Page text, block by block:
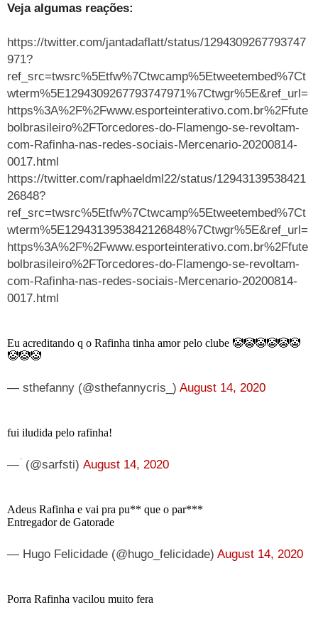
Veja algumas reações:
https://twitter.com/jantadaflatt/status/1294309267793747
971?
ref_src=twsrc%5Etfw%7Ctwcamp%5Etweetembed%7Ct
wterm%5E1294309267793747971%7Ctwgr%5E&ref_url=
https%3A%2F%2Fwww.esporteinterativo.com.br%2Ffute
bolbrasileiro%2FTorcedores-do-Flamengo-se-revoltam-
com-Rafinha-nas-redes-sociais-Mercenario-20200814-
0017.html
https://twitter.com/raphaeldml22/status/12943139538421
26848?
ref_src=twsrc%5Etfw%7Ctwcamp%5Etweetembed%7Ct
wterm%5E1294313953842126848%7Ctwgr%5E&ref_url=
https%3A%2F%2Fwww.esporteinterativo.com.br%2Ffute
bolbrasileiro%2FTorcedores-do-Flamengo-se-revoltam-
com-Rafinha-nas-redes-sociais-Mercenario-20200814-
0017.html
Eu acreditando q o Rafinha tinha amor pelo clube 🤡🤡🤡🤡🤡🤡
🤡🤡🤡
— sthefanny (@sthefannycris_) August 14, 2020
fui iludida pelo rafinha!
— ؘ (@sarfsti) August 14, 2020
Adeus Rafinha e vai pra pu** que o par***
Entregador de Gatorade
— Hugo Felicidade (@hugo_felicidade) August 14, 2020
Porra Rafinha vacilou muito fera